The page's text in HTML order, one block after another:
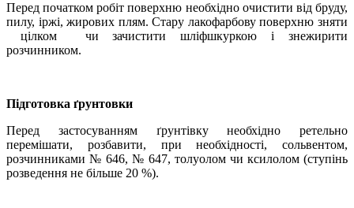
Перед початком робіт поверхню необхідно очистити від бруду,
пилу, іржі, жирових плям. Стару лакофарбову поверхню зняти
цілком чи зачистити шліфшкуркою і знежирити
розчинником.
Підготовка ґрунтовки
Перед застосуванням ґрунтівку необхідно ретельно
перемішати, розбавити, при необхідності, сольвентом,
розчинниками № 646, № 647, толуолом чи ксилолом (ступінь
розведення не більше 20 %).